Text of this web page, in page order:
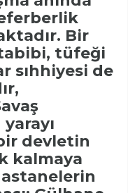
Bir
tüfeği
sıhhiyesi de
devletin
kalmaya